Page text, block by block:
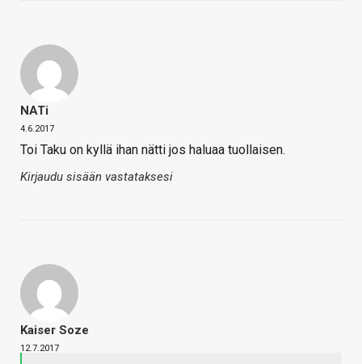
NATi
4.6.2017
Toi Taku on kyllä ihan nätti jos haluaa tuollaisen.
Kirjaudu sisään vastataksesi
Kaiser Soze
12.7.2017